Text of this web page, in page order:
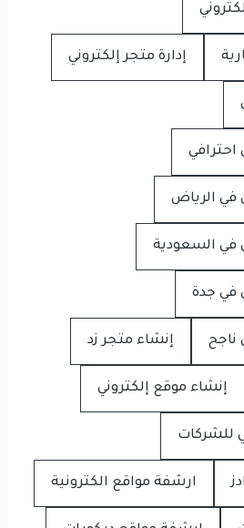
إدارة متجر إلكتروني
احترافي
في الرياض
في السعودية
في جدة
ناجح إنشاء متجر زد
إنشاء موقع إلكتروني
للشركات
ارشفة مواقع الكترونية